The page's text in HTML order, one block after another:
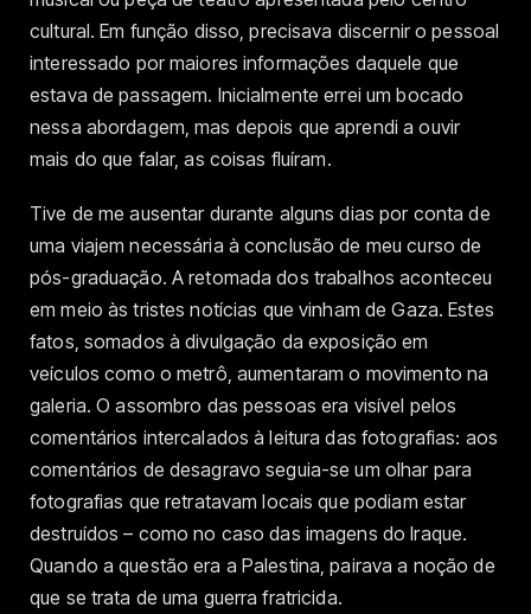
cultural. Em função disso, precisava discernir o pessoal
interessado por maiores informações daquele que
estava de passagem. Inicialmente errei um bocado
nessa abordagem, mas depois que aprendi a ouvir
mais do que falar, as coisas fluíram.
Tive de me ausentar durante alguns dias por conta de
uma viajem necessária à conclusão de meu curso de
pós-graduação. A retomada dos trabalhos aconteceu
em meio às tristes notícias que vinham de Gaza. Estes
fatos, somados à divulgação da exposição em
veículos como o metrô, aumentaram o movimento na
galeria. O assombro das pessoas era visível pelos
comentários intercalados à leitura das fotografias: aos
comentários de desagravo seguia-se um olhar para
fotografias que retratavam locais que podiam estar
destruídos – como no caso das imagens do Iraque.
Quando a questão era a Palestina, pairava a noção de
que se trata de uma guerra fratricida.